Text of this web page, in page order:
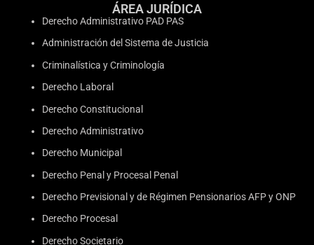
ÁREA JURÍDICA
Derecho Administrativo PAD PAS
Administración del Sistema de Justicia
Criminalística y Criminología
Derecho Laboral
Derecho Constitucional
Derecho Administrativo
Derecho Municipal
Derecho Penal y Procesal Penal
Derecho Previsional y de Régimen Pensionarios AFP y ONP
Derecho Procesal
Derecho Societario